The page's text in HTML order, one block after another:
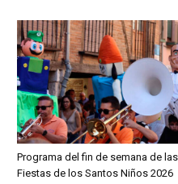
Programa del fin de semana de las
Fiestas de los Santos Niños 2026